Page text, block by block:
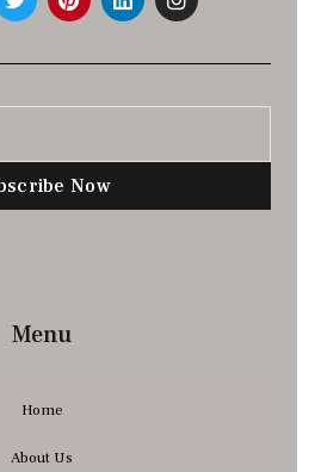
Now
Menu
Home
About Us